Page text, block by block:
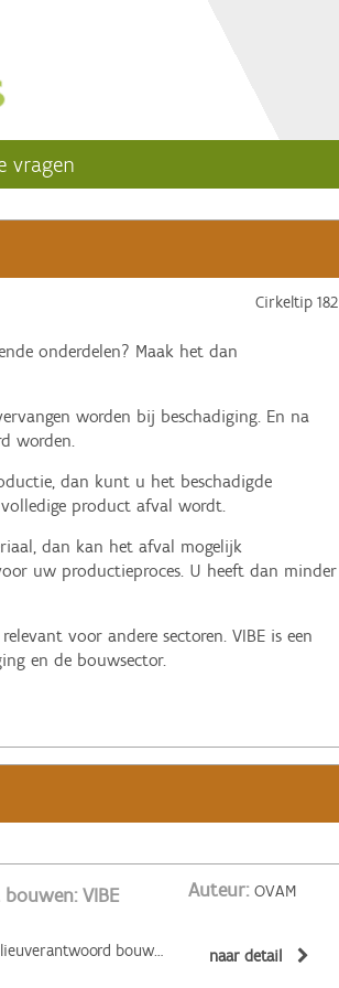
vragen
Cirkeltip 182
onderdelen? Maak het dan
worden bij beschadiging. En na
worden.
dan kunt u het beschadigde
product afval wordt.
dan kan het afval mogelijk
uw productieproces. U heeft dan minder
voor andere sectoren. VIBE is een
en de bouwsector.
VIBE Auteur: OVAM
naar detail